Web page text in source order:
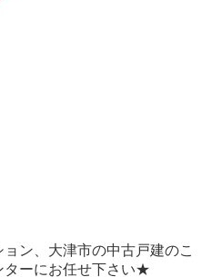
ン、大津市の中古戸建のこ
ターにお任せ下さい★